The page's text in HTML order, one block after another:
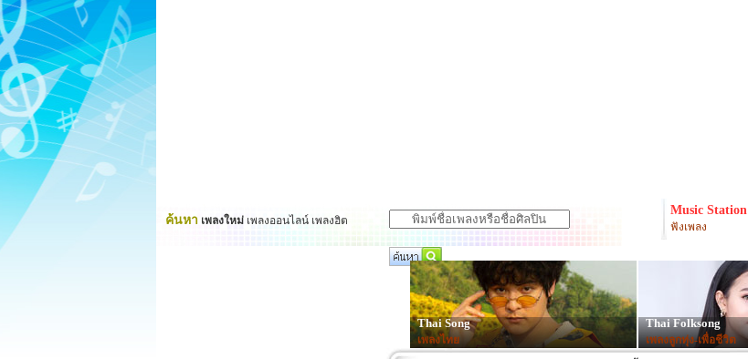
ค้นหา เพลงใหม่ เพลงออนไลน์ เพลงฮิต
Music Station
ฟังเพลง
Thai Song
เพลงไทย
Thai Folksong
เพลงลูกทุ่ง-เพื่อชีวิต